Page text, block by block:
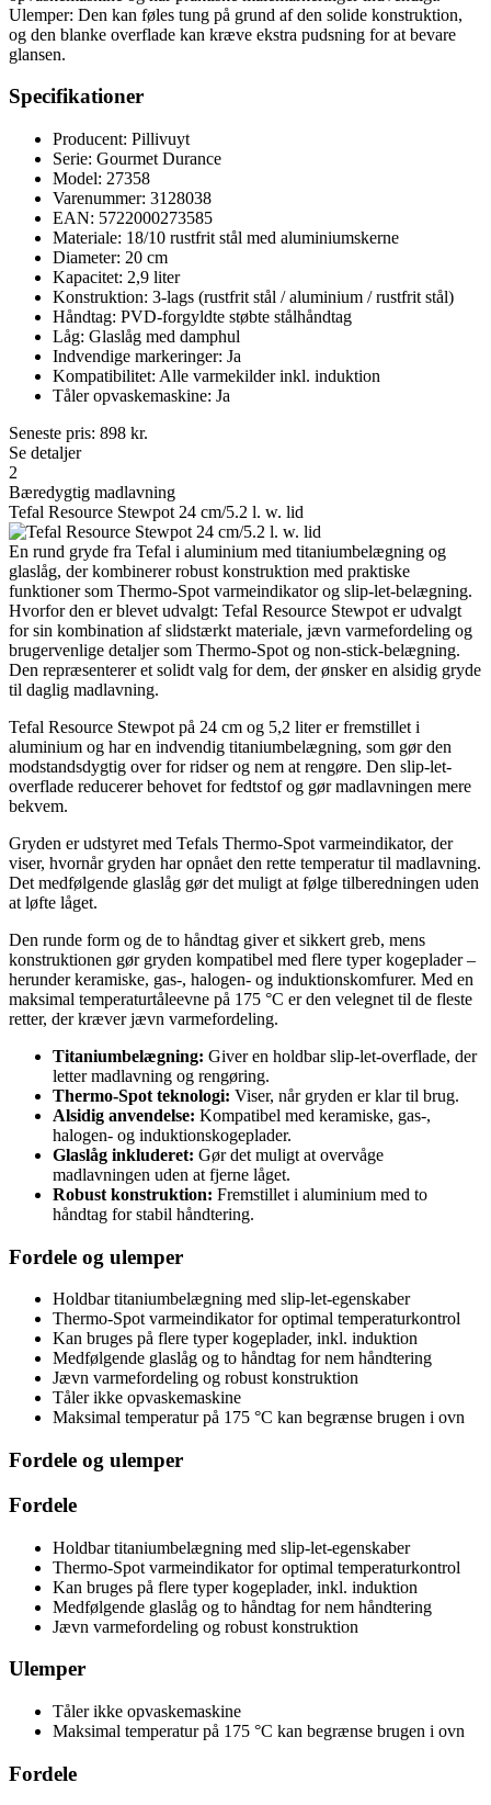
Ulemper: Den kan føles tung på grund af den solide konstruktion,
og den blanke overflade kan kræve ekstra pudsning for at bevare
glansen.
Specifikationer
Producent: Pillivuyt
Serie: Gourmet Durance
Model: 27358
Varenummer: 3128038
EAN: 5722000273585
Materiale: 18/10 rustfrit stål med aluminiumskerne
Diameter: 20 cm
Kapacitet: 2,9 liter
Konstruktion: 3-lags (rustfrit stål / aluminium / rustfrit stål)
Håndtag: PVD-forgyldte støbte stålhåndtag
Låg: Glaslåg med damphul
Indvendige markeringer: Ja
Kompatibilitet: Alle varmekilder inkl. induktion
Tåler opvaskemaskine: Ja
Seneste pris: 898 kr.
Se detaljer
2
Bæredygtig madlavning
Tefal Resource Stewpot 24 cm/5.2 l. w. lid
En rund gryde fra Tefal i aluminium med titaniumbelægning og
glaslåg, der kombinerer robust konstruktion med praktiske
funktioner som Thermo-Spot varmeindikator og slip-let-belægning.
Hvorfor den er blevet udvalgt: Tefal Resource Stewpot er udvalgt
for sin kombination af slidstærkt materiale, jævn varmefordeling og
brugervenlige detaljer som Thermo-Spot og non-stick-belægning.
Den repræsenterer et solidt valg for dem, der ønsker en alsidig gryde
til daglig madlavning.
Tefal Resource Stewpot på 24 cm og 5,2 liter er fremstillet i
aluminium og har en indvendig titaniumbelægning, som gør den
modstandsdygtig over for ridser og nem at rengøre. Den slip-let-
overflade reducerer behovet for fedtstof og gør madlavningen mere
bekvem.
Gryden er udstyret med Tefals Thermo-Spot varmeindikator, der
viser, hvornår gryden har opnået den rette temperatur til madlavning.
Det medfølgende glaslåg gør det muligt at følge tilberedningen uden
at løfte låget.
Den runde form og de to håndtag giver et sikkert greb, mens
konstruktionen gør gryden kompatibel med flere typer kogeplader –
herunder keramiske, gas-, halogen- og induktionskomfurer. Med en
maksimal temperaturtåleevne på 175 °C er den velegnet til de fleste
retter, der kræver jævn varmefordeling.
Titaniumbelægning: Giver en holdbar slip-let-overflade, der
letter madlavning og rengøring.
Thermo-Spot teknologi: Viser, når gryden er klar til brug.
Alsidig anvendelse: Kompatibel med keramiske, gas-,
halogen- og induktionskogeplader.
Glaslåg inkluderet: Gør det muligt at overvåge
madlavningen uden at fjerne låget.
Robust konstruktion: Fremstillet i aluminium med to
håndtag for stabil håndtering.
Fordele og ulemper
Holdbar titaniumbelægning med slip-let-egenskaber
Thermo-Spot varmeindikator for optimal temperaturkontrol
Kan bruges på flere typer kogeplader, inkl. induktion
Medfølgende glaslåg og to håndtag for nem håndtering
Jævn varmefordeling og robust konstruktion
Tåler ikke opvaskemaskine
Maksimal temperatur på 175 °C kan begrænse brugen i ovn
Fordele og ulemper
Fordele
Holdbar titaniumbelægning med slip-let-egenskaber
Thermo-Spot varmeindikator for optimal temperaturkontrol
Kan bruges på flere typer kogeplader, inkl. induktion
Medfølgende glaslåg og to håndtag for nem håndtering
Jævn varmefordeling og robust konstruktion
Ulemper
Tåler ikke opvaskemaskine
Maksimal temperatur på 175 °C kan begrænse brugen i ovn
Fordele